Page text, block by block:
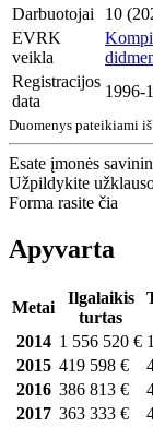
Darbuotojai
10
EVRK
veikla
Registracijos
data
1996-
Duomenys pateikiami
Esate įmonės
Užpildykite
Forma rasite čia
Apyvarta
Metai
Ilgalaikis
turtas
2014 1 556 520 €
2015 419 598 €
2016 386 813 €
2017 363 333 €